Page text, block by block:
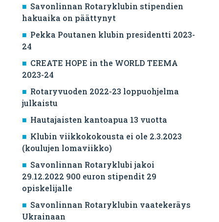
Savonlinnan Rotaryklubin stipendien
hakuaika on päättynyt
Pekka Poutanen klubin presidentti 2023-
24
CREATE HOPE in the WORLD TEEMA
2023-24
Rotaryvuoden 2022-23 loppuohjelma
julkaistu
Hautajaisten kantoapua 13 vuotta
Klubin viikkokokousta ei ole 2.3.2023
(koulujen lomaviikko)
Savonlinnan Rotaryklubi jakoi
29.12.2022 900 euron stipendit 29
opiskelijalle
Savonlinnan Rotaryklubin vaatekeräys
Ukrainaan